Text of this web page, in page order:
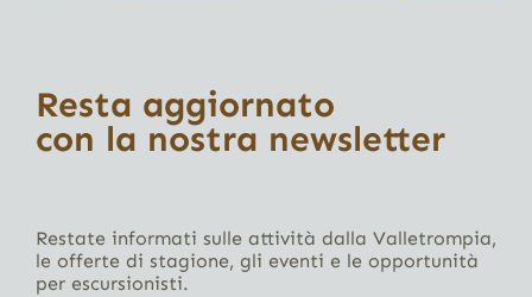
Resta aggiornato
con la nostra newsletter
Restate informati sulle attività dalla Valletrompia,
le offerte di stagione, gli eventi e le opportunità
per escursionisti.